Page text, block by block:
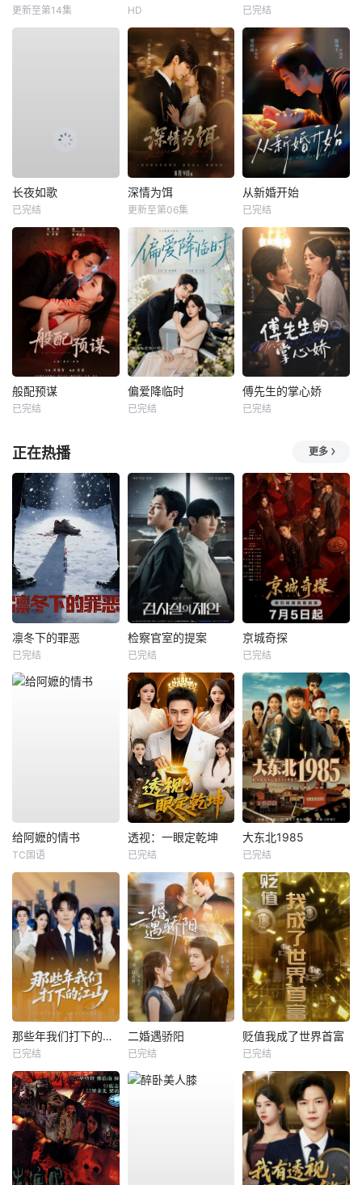
更新至第14集 HD 已完结
长夜如歌
已完结
深情为饵
更新至第06集
从新婚开始
已完结
般配预谋
已完结
偏爱降临时
已完结
傅先生的掌心娇
已完结
正在热播 更多
凛冬下的罪恶
已完结
检察官室的提案
已完结
京城奇探
已完结
给阿嬷的情书
TC国语
透视：一眼定乾坤
已完结
大东北1985
已完结
那些年我们打下的江山
已完结
二婚遇骄阳
已完结
贬值我成了世界首富
已完结